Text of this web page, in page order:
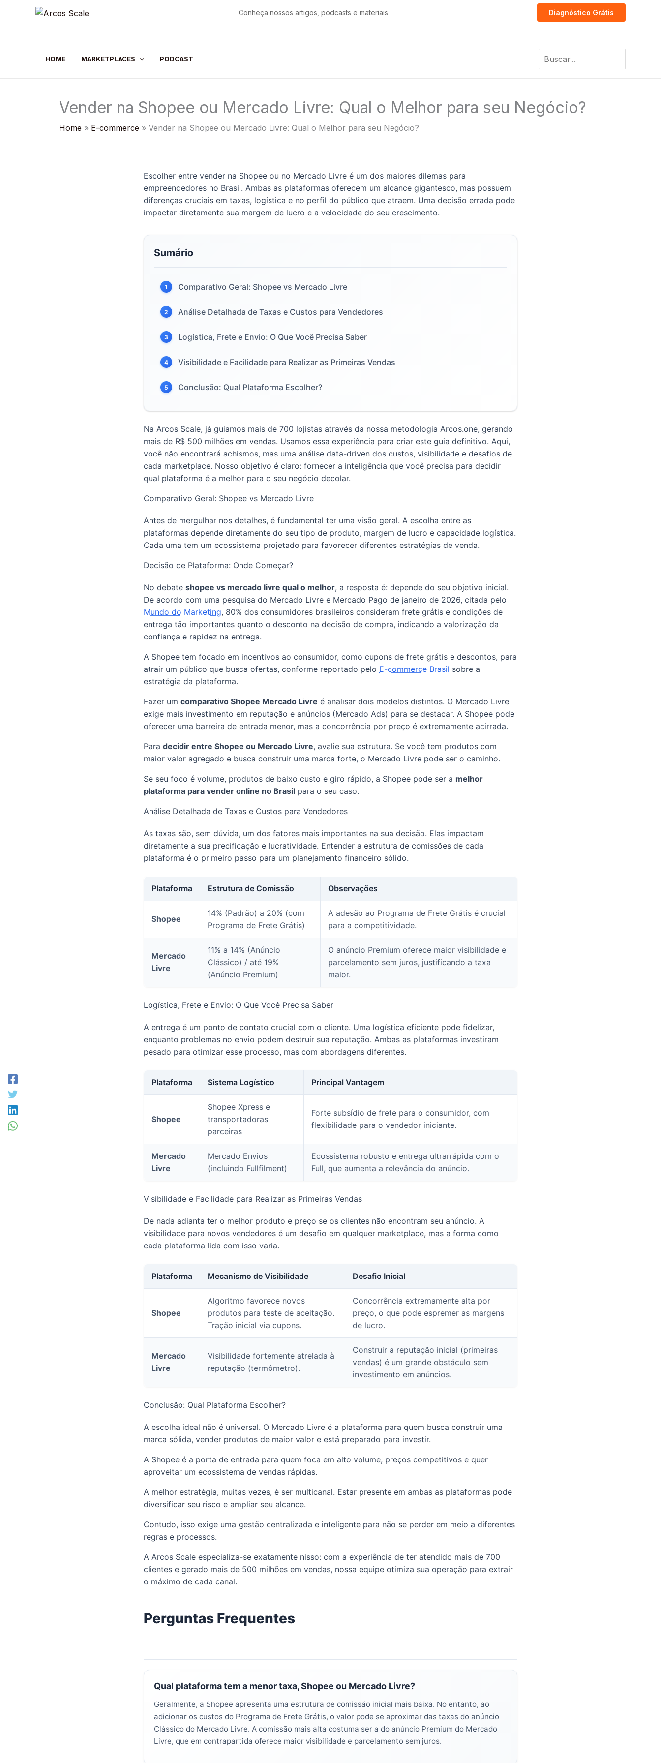
Conheça nossos artigos, podcasts e materiais Diagnóstico Grátis
HOME MARKETPLACES PODCAST
for:
Vender na Shopee ou Mercado Livre: Qual o Melhor para seu Negócio?
Home E-commerce Vender na Shopee ou Mercado Livre: Qual o Melhor para seu Negócio?
Escolher entre vender na Shopee ou no Mercado Livre é um dos maiores dilemas para
empreendedores no Brasil. Ambas as plataformas oferecem um alcance gigantesco, mas possuem
diferenças cruciais em taxas, logística e no perfil do público que atraem. Uma decisão errada pode
impactar diretamente sua margem de lucro e a velocidade do seu crescimento.
Sumário
1 Comparativo Geral: Shopee vs Mercado Livre
2 Análise Detalhada de Taxas e Custos para Vendedores
3 Logística, Frete e Envio: O Que Você Precisa Saber
4 Visibilidade e Facilidade para Realizar as Primeiras Vendas
5 Conclusão: Qual Plataforma Escolher?
Na Arcos Scale, já guiamos mais de 700 lojistas através da nossa metodologia Arcos.one, gerando
mais de R$ 500 milhões em vendas. Usamos essa experiência para criar este guia definitivo. Aqui,
você não encontrará achismos, mas uma análise data-driven dos custos, visibilidade e desafios de
cada marketplace. Nosso objetivo é claro: fornecer a inteligência que você precisa para decidir
qual plataforma é a melhor para o seu negócio decolar.
Comparativo Geral: Shopee vs Mercado Livre
Antes de mergulhar nos detalhes, é fundamental ter uma visão geral. A escolha entre as
plataformas depende diretamente do seu tipo de produto, margem de lucro e capacidade logística.
Cada uma tem um ecossistema projetado para favorecer diferentes estratégias de venda.
Decisão de Plataforma: Onde Começar?
No debate shopee vs mercado livre qual o melhor, a resposta é: depende do seu objetivo inicial.
De acordo com uma pesquisa do Mercado Livre e Mercado Pago de janeiro de 2026, citada pelo
Mundo do Marketing, 80% dos consumidores brasileiros consideram frete grátis e condições de
entrega tão importantes quanto o desconto na decisão de compra, indicando a valorização da
confiança e rapidez na entrega.
A Shopee tem focado em incentivos ao consumidor, como cupons de frete grátis e descontos, para
atrair um público que busca ofertas, conforme reportado pelo E-commerce Brasil sobre a
estratégia da plataforma.
Fazer um comparativo Shopee Mercado Livre é analisar dois modelos distintos. O Mercado Livre
exige mais investimento em reputação e anúncios (Mercado Ads) para se destacar. A Shopee pode
oferecer uma barreira de entrada menor, mas a concorrência por preço é extremamente acirrada.
Para decidir entre Shopee ou Mercado Livre, avalie sua estrutura. Se você tem produtos com
maior valor agregado e busca construir uma marca forte, o Mercado Livre pode ser o caminho.
Se seu foco é volume, produtos de baixo custo e giro rápido, a Shopee pode ser a melhor
plataforma para vender online no Brasil para o seu caso.
Análise Detalhada de Taxas e Custos para Vendedores
As taxas são, sem dúvida, um dos fatores mais importantes na sua decisão. Elas impactam
diretamente a sua precificação e lucratividade. Entender a estrutura de comissões de cada
plataforma é o primeiro passo para um planejamento financeiro sólido.
Plataforma Estrutura de Comissão Observações
Shopee
14% (Padrão) a 20% (com
Programa de Frete Grátis)
A adesão ao Programa de Frete Grátis é crucial
para a competitividade.
Mercado
Livre
11% a 14% (Anúncio
Clássico) / até 19%
(Anúncio Premium)
O anúncio Premium oferece maior visibilidade e
parcelamento sem juros, justificando a taxa
maior.
Logística, Frete e Envio: O Que Você Precisa Saber
A entrega é um ponto de contato crucial com o cliente. Uma logística eficiente pode fidelizar,
enquanto problemas no envio podem destruir sua reputação. Ambas as plataformas investiram
pesado para otimizar esse processo, mas com abordagens diferentes.
Plataforma Sistema Logístico Principal Vantagem
Shopee
Shopee Xpress e
transportadoras
parceiras
Forte subsídio de frete para o consumidor, com
flexibilidade para o vendedor iniciante.
Mercado
Livre
Mercado Envios
(incluindo Fullfilment)
Ecossistema robusto e entrega ultrarrápida com o
Full, que aumenta a relevância do anúncio.
Visibilidade e Facilidade para Realizar as Primeiras Vendas
De nada adianta ter o melhor produto e preço se os clientes não encontram seu anúncio. A
visibilidade para novos vendedores é um desafio em qualquer marketplace, mas a forma como
cada plataforma lida com isso varia.
Plataforma Mecanismo de Visibilidade Desafio Inicial
Shopee
Algoritmo favorece novos
produtos para teste de aceitação.
Tração inicial via cupons.
Concorrência extremamente alta por
preço, o que pode espremer as margens
de lucro.
Mercado
Livre
Visibilidade fortemente atrelada à
reputação (termômetro).
Construir a reputação inicial (primeiras
vendas) é um grande obstáculo sem
investimento em anúncios.
Conclusão: Qual Plataforma Escolher?
A escolha ideal não é universal. O Mercado Livre é a plataforma para quem busca construir uma
marca sólida, vender produtos de maior valor e está preparado para investir.
A Shopee é a porta de entrada para quem foca em alto volume, preços competitivos e quer
aproveitar um ecossistema de vendas rápidas.
A melhor estratégia, muitas vezes, é ser multicanal. Estar presente em ambas as plataformas pode
diversificar seu risco e ampliar seu alcance.
Contudo, isso exige uma gestão centralizada e inteligente para não se perder em meio a diferentes
regras e processos.
A Arcos Scale especializa-se exatamente nisso: com a experiência de ter atendido mais de 700
clientes e gerado mais de 500 milhões em vendas, nossa equipe otimiza sua operação para extrair
o máximo de cada canal.
Perguntas Frequentes
Qual plataforma tem a menor taxa, Shopee ou Mercado Livre?
Geralmente, a Shopee apresenta uma estrutura de comissão inicial mais baixa. No entanto, ao
adicionar os custos do Programa de Frete Grátis, o valor pode se aproximar das taxas do anúncio
Clássico do Mercado Livre. A comissão mais alta costuma ser a do anúncio Premium do Mercado
Livre, que em contrapartida oferece maior visibilidade e parcelamento sem juros.